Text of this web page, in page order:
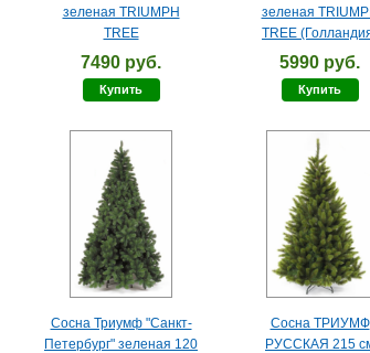
зеленая TRIUMPH
TREE
7490 руб.
Купить
зеленая
TREE
5990 руб.
Купить
Сосна Триумф "Санкт-
Петербург" зеленая 120
Сосна ТРИУМФ
РУССКАЯ 215